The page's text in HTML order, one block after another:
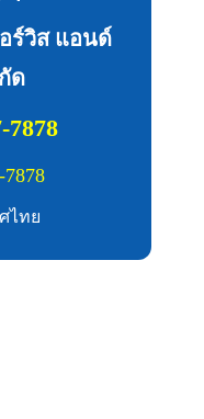
ร์วิส แอนด์
ด
7878
7878
ไทย